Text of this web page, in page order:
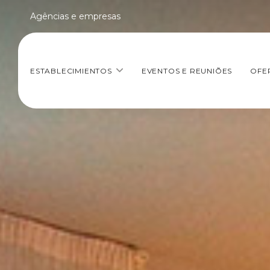
Agências e empresas
ESTABLECIMIENTOS EVENTOS E REUNIÕES